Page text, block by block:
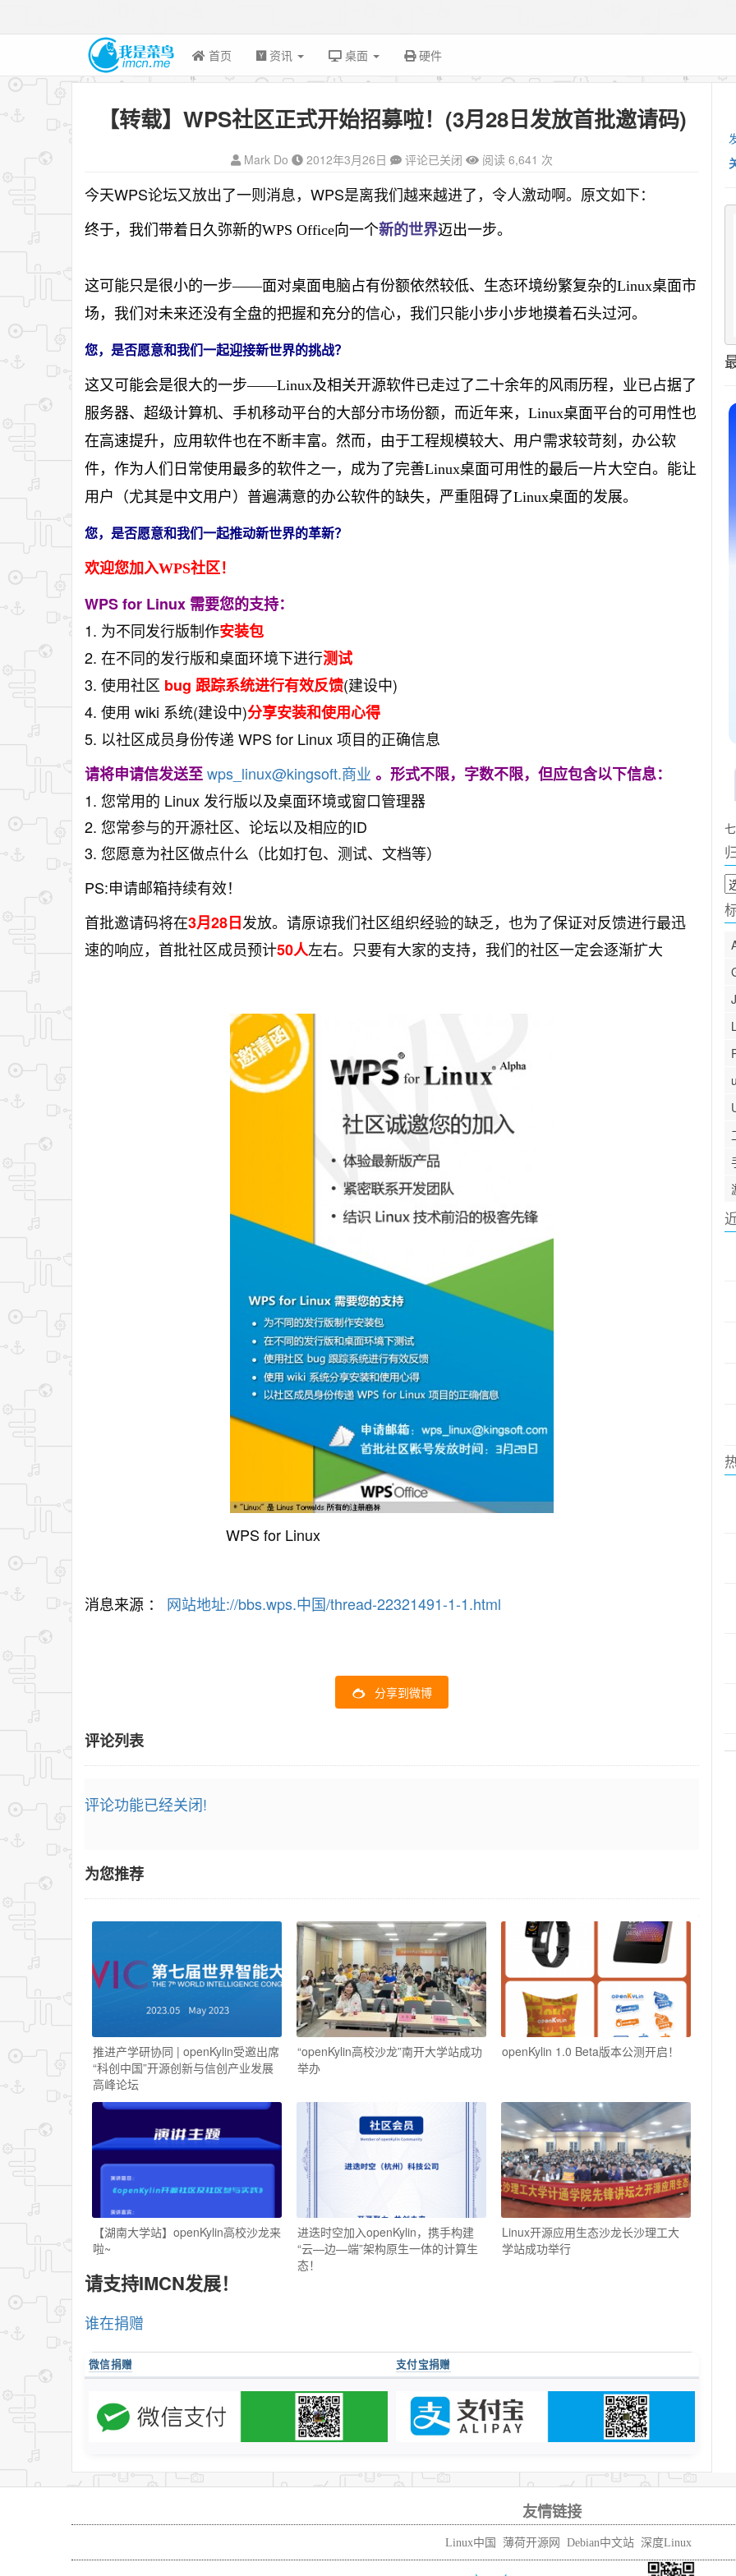
首页 资讯 桌面 硬件
【转载】WPS社区正式开始招募啦！(3月28日发放首批邀请码)
Mark Do 2012年3月26日 评论已关闭 阅读 6,641 次
今天WPS论坛又放出了一则消息，WPS是离我们越来越进了，令人激动啊。 原文如下：
终于，我们带着日久弥新的WPS Office向一个新的世界迈出一步。
这可能只是很小的一步——面对桌面电脑占有份额依然较低、生态环境纷繁复杂的Linux桌面市
场，我们对未来还没有全盘的把握和充分的信心，我们只能小步小步地摸着石头过河。
您，是否愿意和我们一起迎接新世界的挑战？
这又可能会是很大的一步——Linux及相关开源软件已走过了二十余年的风雨历程，业已占据了
服务器、超级计算机、手机移动平台的大部分市场份额，而近年来，Linux桌面平台的可用性也
在高速提升，应用软件也在不断丰富。然而，由于工程规模较大、用户需求较苛刻，办公软
件，作为人们日常使用最多的软件之一，成为了完善Linux桌面可用性的最后一片大空白。能让
用户（尤其是中文用户）普遍满意的办公软件的缺失，严重阻碍了Linux桌面的发展。
您，是否愿意和我们一起推动新世界的革新？
欢迎您加入WPS社区！
WPS for Linux 需要您的支持：
1. 为不同发行版制作安装包
2. 在不同的发行版和桌面环境下进行测试
3. 使用社区 bug 跟踪系统进行有效反馈(建设中)
4. 使用 wiki 系统(建设中)分享安装和使用心得
5. 以社区成员身份传递 WPS for Linux 项目的正确信息
请将申请信发送至wps_linux@kingsoft.商业 。形式不限，字数不限，但应包含以下信息：
1. 您常用的 Linux 发行版以及桌面环境或窗口管理器
2. 您常参与的开源社区、论坛以及相应的ID
3. 您愿意为社区做点什么（比如打包、测试、文档等）
PS:申请邮箱持续有效！
首批邀请码将在3月28日发放。请原谅我们社区组织经验的缺乏，也为了保证对反馈进行最迅
速的响应，首批社区成员预计50人左右。只要有大家的支持，我们的社区一定会逐渐扩大
WPS for Linux
消息来源 ： 网站地址://bbs.wps.中国/thread-22321491-1-1.html
分享到微博
评论列表
评论功能已经关闭!
为您推荐
推进产学研协同 | openKylin受邀出席
“科创中国”开源创新与信创产业发展
高峰论坛
“openKylin高校沙龙”南开大学站成功
举办
openKylin 1.0 Beta版本公测开启！
【湖南大学站】openKylin高校沙龙来
啦~
进迭时空加入openKylin，携手构建
“云—边—端”架构原生一体的计算生
态！
Linux开源应用生态沙龙长沙理工大
学站成功举行
请支持IMCN发展！
谁在捐赠
微信捐赠 支付宝捐赠
归
档
友情链接
Linux中国 薄荷开源网 Debian中文站 深度Linux